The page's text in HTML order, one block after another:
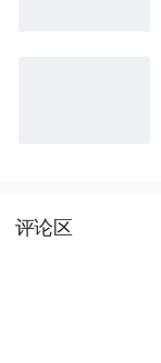
评论区